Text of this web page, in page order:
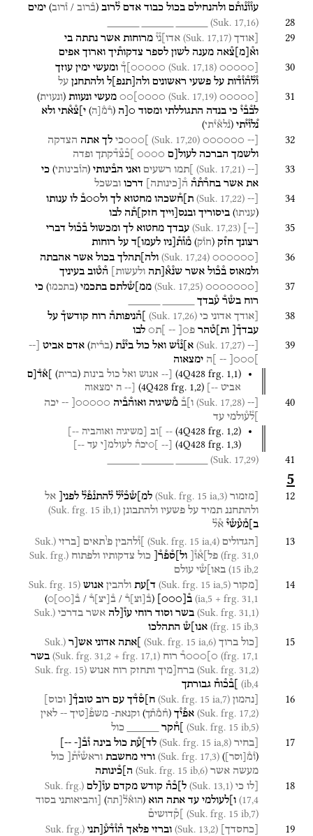
עו֯ו֯נ֯ות֯ם ולהנחילם בכול כבוד אדם ל֯רוב (ב֯רוב / ו֯רוב) ימים
28
(Suk. 17,16)
29 [אודך (Suk. 17,17) אדו]נ֯י֯ מרוחות אשר נתתה בי
וא֯ מ צ֯אה מענה לשון לספר צדקות֯יך וארוך אפים
30
[○○○○○
(Suk. 17,18) ○○○○○]ך֯ ומעשי ימין עוזך
ו֯ל֯ה֯ו֯ד֯ות על פשעי ראשונים ולה תנפ ל ולהתחנן על
31
[○○○○○
(Suk. 17,19)
○○○○]○○ מעשי ונעוות (ונעוית)
לב֯ב֯י֯ כי בנדה התגוללתי ומסוד ○[ה (ר֯מ֯[ה) י]צ֯א֯תי ולא
נ֯לו֯י֯תי (נ֯לא֯י֯תי)
32
[--
○○○○○○
(Suk. 17,20) ]○○○כי לך אתה הצדקה
ולשמך הברכה לעול[ם ○○○○ ]כ֯צ֯ד֯קתך ופדה
33
[--
(Suk. 17,21) ]תמו רשעים ואני הב֯ינותי (הו֯בינותי) כי
את אשר בחר֯ת֯ה֯ ה֯ כינותה דרכו ובשכל
34
[--
(Suk. 17,22) ת]ח֯שכהו מחטוא לך ול○○ב֯ לו ענותו
(עניתו) ביסוריך ובנס[וייך חזק]ת֯ה לבו
35
--
(Suk. 17,23) עבדך מחטוא לך ומכשול ב֯כ֯ול דברי
רצונך חז֯ק (חו֯ק) מ֯ו֯ת֯[ניו לעמו]ד על רוחות
36
[○○○○○○
(Suk. 17,24) ולה]תהלך בכול אשר אהבתה
ולמאוס ב֯כ֯ול אשר שנ֯א֯[תה ולעשות] ה֯ט֯וב בעיניך
37
[○○○○○○○
(Suk. 17,25) ממ]ש֯לתם בתכמי (בתכמו) כי
רוח בש֯ר֯ ע֯בדך
38 [אודך אדוני כי (Suk. 17,26) ]ה֯ניפותה֯ רוח קודשך֯ על
עבדך֯[
ות]ט֯הר פ○[ -- ]ת○ לבו
39
[--
(Suk. 17,27) א]נ֯ו֯ש ואל כול בי֯נ֯ת (בר֯ית) אדם אביט
[--
]○○○[
-- ]ה ימצאוה
(4Q428 frg. 1,1)
[-- אנוש ואל כול בינות (ברית)
]א֯ד֯[ם
אביט --]
(4Q428 frg. 1,2)
[-- ה ימצאוה
40
[--
(Suk. 17,28) ו]ב֯ מ֯שיגיה ואוה֯ב֯יה ○○○○○[
-- יכה
]ל֯ע֯ולמי עד
(4Q428 frg. 1,2)
-- ]וב [משיגיה ואוהביה --]
(4Q428 frg. 1,3)
[-- ]○יכה֯ לעולמ[י עד --]
41
(Suk. 17,29)
5
12 [מזמור (Suk. frg. 15 ia,3) למ]ש֯כ֯י֯ל֯ ל֯התנ֯פ֯ל֯ לפני[
אל
ולהתחננ תמיד על פשעיו ולהתבונן (Suk. frg. 15 ib,1)
ב]מ֯ע֯ש֯י֯ א֯ל֯
13 [הגדולים (Suk. frg. 15 ia,4) ]ו֯להבין פותאים [ברזי (Suk.
frg. 31,0) פל]א֯ו֯[ ול]ס֯פ֯ר֯[ כול צדקותיו ולפתוח (Suk. frg.
15 ib,2) באו]ש֯י עולם
14 [מקור (Suk. frg. 15 ia,5) ד]עת ולהבין אנוש (Suk. frg. 15
ia,5 + frg. 31,1) ב֯ ○○○
(ב֯ וצ ר֯ / ב֯ יצ ר֯ / ב֯ ○○
○
)
(Suk. frg. 31,1)
בשר וסוד רוחי עו֯[לה אשר בדרכי (Suk.
frg. 15 ib,3) אנו]ש֯ התהלכו
15 [כול ברוך (Suk. frg. 15 ia,6) ]אתה אדוני אש[ר (Suk.
frg. 17,1) ○]○○○ר֯ רוח (Suk. frg. 31,2 + frg. 17,1) בשר
(Suk. frg. 31,2) ברח[מיך ותחזק רוח אנוש (Suk. frg. 15
ib,4)
]ב֯כ֯וח֯ גבורתך
16 [נהמון (Suk. frg. 15 ia,7) ח]ס֯ד֯ך עם רוב טובך֯[ וכוס]
(Suk. frg. 17,2) אפ֯י֯ך (ח֯מ֯ת֯ך) וקנאת- משפ֯[טיך -- לאין
(Suk. frg. 15 ib,5) ]ח֯קר כול
17 [בחיר (Suk. frg. 15 ia,8) לד]ע֯ת כול בינה ו֯ב֯ - --
(ו֯מ֯ וסר )
(Suk. frg. 17,3) ורזי מחשבת וראש֯י֯ת֯[
כול
מעשה אשר (Suk. frg. 15 ib,6) ה]כ֯ינותה
18 [לו כי (Suk. 13,1) ל]כ֯ה֯ קודש מקדם עו֯[לם (Suk. frg.
17,4) ו]לעולמי עד אתה הוא (הוא֯ל֯[תה) [והביאותני בסוד
(Suk. frg. 15 ib,7) ]ק֯דושים֯
19 כחסדך (Suk. 13,2) וברזי פלאך ה֯ו֯ד֯ע֯[תני (Suk. frg.